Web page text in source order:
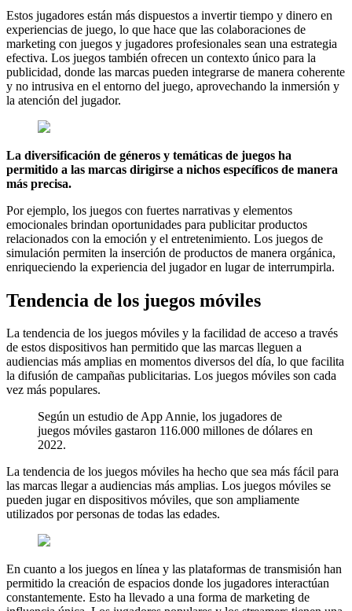
Estos jugadores están más dispuestos a invertir tiempo y dinero en
experiencias de juego, lo que hace que las colaboraciones de
marketing con juegos y jugadores profesionales sean una estrategia
efectiva. Los juegos también ofrecen un contexto único para la
publicidad, donde las marcas pueden integrarse de manera coherente
y no intrusiva en el entorno del juego, aprovechando la inmersión y
la atención del jugador.
La diversificación de géneros y temáticas de juegos ha
permitido a las marcas dirigirse a nichos específicos de manera
más precisa.
Por ejemplo, los juegos con fuertes narrativas y elementos
emocionales brindan oportunidades para publicitar productos
relacionados con la emoción y el entretenimiento. Los juegos de
simulación permiten la inserción de productos de manera orgánica,
enriqueciendo la experiencia del jugador en lugar de interrumpirla.
Tendencia de los juegos móviles
La tendencia de los juegos móviles y la facilidad de acceso a través
de estos dispositivos han permitido que las marcas lleguen a
audiencias más amplias en momentos diversos del día, lo que facilita
la difusión de campañas publicitarias. Los juegos móviles son cada
vez más populares.
Según un estudio de App Annie, los jugadores de
juegos móviles gastaron 116.000 millones de dólares en
2022.
La tendencia de los juegos móviles ha hecho que sea más fácil para
las marcas llegar a audiencias más amplias. Los juegos móviles se
pueden jugar en dispositivos móviles, que son ampliamente
utilizados por personas de todas las edades.
En cuanto a los juegos en línea y las plataformas de transmisión han
permitido la creación de espacios donde los jugadores interactúan
constantemente. Esto ha llevado a una forma de marketing de